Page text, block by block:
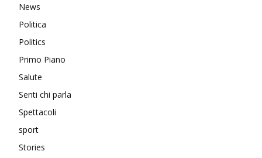
News
Politica
Politics
Primo Piano
Salute
Senti chi parla
Spettacoli
sport
Stories